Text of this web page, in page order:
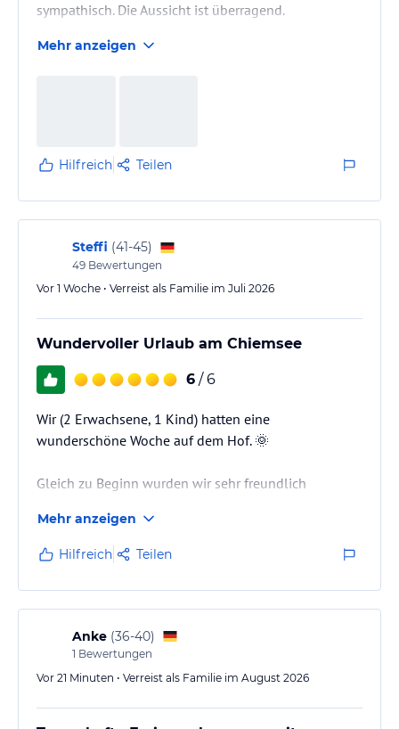
sympathisch. Die Aussicht ist überragend.
Mehr anzeigen
Hilfreich Teilen
Steffi (41-45)
49 Bewertungen
Vor 1 Woche • Verreist als Familie im Juli 2026
Wundervoller Urlaub am Chiemsee
6 / 6
Wir (2 Erwachsene, 1 Kind) hatten eine
wunderschöne Woche auf dem Hof. 🌞
Gleich zu Beginn wurden wir sehr freundlich
hilfsbereite Art wurde uns die komplette Zeit über
entgegen gebracht. Es fehlte uns an nichts.
Die Ferienwohnung Kräutergarten war sehr gut
ausgestattet. Im Außenbereich wird viel für Jung und
Alt geboten.
Die Lage empfanden wir als perfekt. Ortsrandlage,
Mehr anzeigen
Hilfreich Teilen
Anke (36-40)
1 Bewertungen
Vor 21 Minuten • Verreist als Familie im August 2026